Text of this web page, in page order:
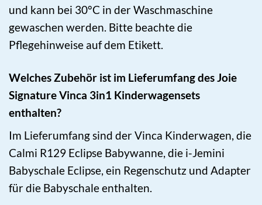
und kann bei 30°C in der Waschmaschine
gewaschen werden. Bitte beachte die
Pflegehinweise auf dem Etikett.
Welches Zubehör ist im Lieferumfang des Joie
Signature Vinca 3in1 Kinderwagensets
enthalten?
Im Lieferumfang sind der Vinca Kinderwagen, die
Calmi R129 Eclipse Babywanne, die i-Jemini
Babyschale Eclipse, ein Regenschutz und Adapter
für die Babyschale enthalten.